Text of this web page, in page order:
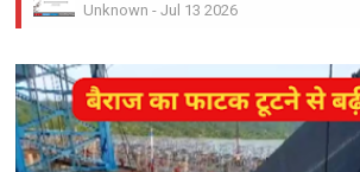
Unknown -Jul 13 2026
Unknown-Jul 13 2026
जिंदगी साज है ये साज बजाते रहिये :
Unknown-Jul 13 2026
राम लगाते नाव किनारे : Ram Lagate